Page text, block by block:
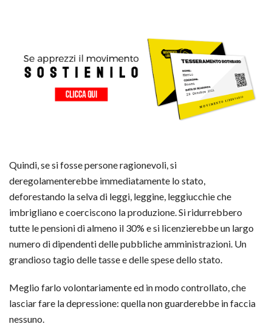
Quindi, se si fosse persone ragionevoli, si
deregolamenterebbe immediatamente lo stato,
deforestando la selva di leggi, leggine, leggiucchie che
imbrigliano e coerciscono la produzione. Si ridurrebbero
tutte le pensioni di almeno il 30% e si licenzierebbe un largo
numero di dipendenti delle pubbliche amministrazioni. Un
grandioso tagio delle tasse e delle spese dello stato.
Meglio farlo volontariamente ed in modo controllato, che
lasciar fare la depressione: quella non guarderebbe in faccia
nessuno.